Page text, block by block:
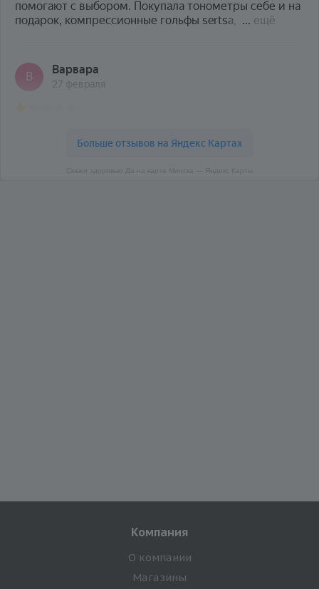
Компания
О компании
Магазины